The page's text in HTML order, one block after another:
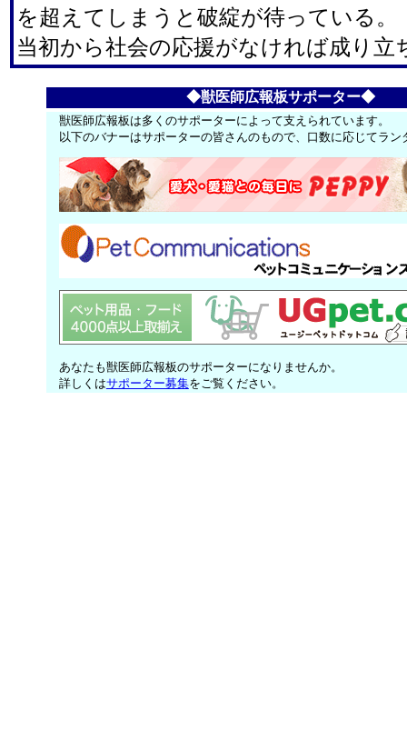
を超えてしまうと破綻が待っている。
当初から社会の応援がなければ成り立
◆獣医師広報板サポーター◆
獣医師広報板は多くのサポーターによって支えられています。
以下のバナーはサポーターの皆さんのもので、口数に応じてラ
あなたも獣医師広報板のサポーターになりませんか。
詳しくはサポーター募集をご覧ください。